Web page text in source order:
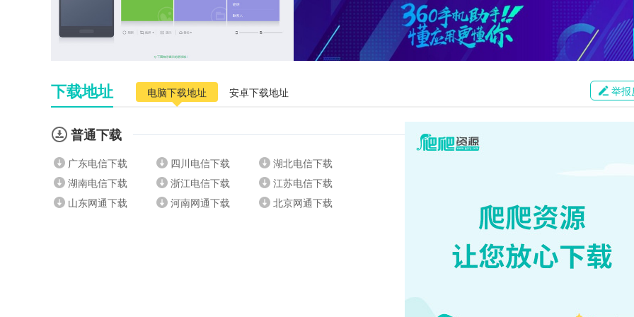
下载地址 电脑下载地址 安卓下载地址 举报
普通下载
广东电信下载 四川电信下载
湖北电信下载
湖南电信下载
浙江电信下载
江苏电信下载
山东网通下载
河南网通下载 北京网通下载